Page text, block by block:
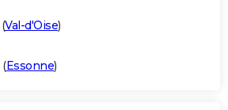
(Val-d'Oise)
(Essonne)